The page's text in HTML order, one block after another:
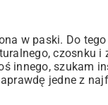
w paski. Do
czosnku i
innego, szukam
jedne z